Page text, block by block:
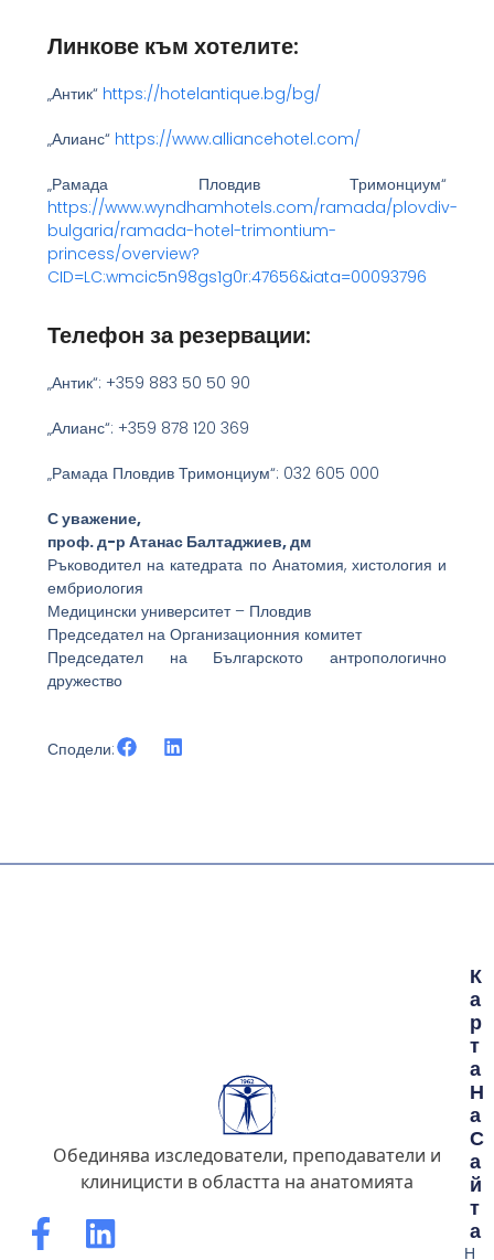
Линкове към хотелите:
„Антик“ https://hotelantique.bg/bg/
„Алианс“ https://www.alliancehotel.com/
„Рамада Пловдив Тримонциум“
https://www.wyndhamhotels.com/ramada/plovdiv-
bulgaria/ramada-hotel-trimontium-
princess/overview?
CID=LC:wmcic5n98gs1g0r:47656&iata=00093796
Телефон за резервации:
„Антик“: +359 883 50 50 90
„Алианс“: +359 878 120 369
„Рамада Пловдив Тримонциум“: 032 605 000
С уважение,
проф. д-р Атанас Балтаджиев, дм
Ръководител на катедрата по Анатомия, хистология и
ембриология
Медицински университет – Пловдив
Председател на Организационния комитет
Председател на Българското антропологично
дружество
Сподели:
Обединява изследователи, преподаватели и
клиницисти в областта на анатомията
К
А
Р
Т
А
Н
А
С
А
Й
Т
А
Н